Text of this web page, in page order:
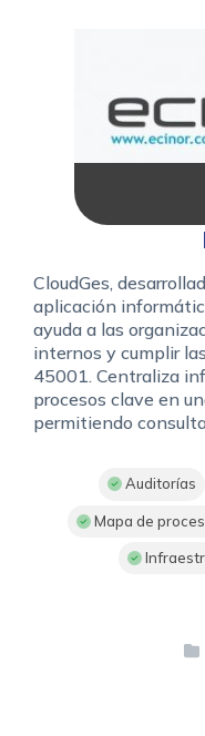
CloudGes,
aplicación
ayuda a las
internos y cumplir
45001. Centraliza
procesos clave en
permitiendo
Auditorías
Mapa de